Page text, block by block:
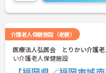
介護老人保健施設（老健）
医療法人弘医会 とりかい介護老
い介護老人保健施設